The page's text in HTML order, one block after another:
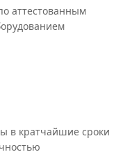
аттестованным
в кратчайшие сроки